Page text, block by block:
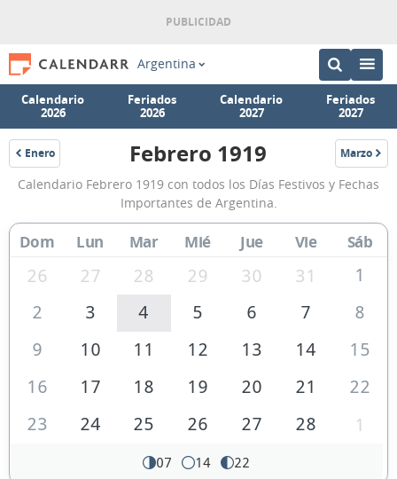
Argentina
Calendario
2026
Feriados
2026
Calendario
2027
Feriados
2027
Enero
1919
Calendario
Febrero
1919
de
Argentina
Febrero 1919 Marzo
1919
Calendario Febrero 1919 con todos los Días Festivos y Fechas
Importantes de Argentina.
Dom Lun Mar Mié Jue Vie Sáb
26 27 28 29 30 31
1
2
3 4 5 6 7
8
9
10 11 12 13 14
15
16
17 18 19 20 21
22
23
24 25 26 27 28 1
07 14 22